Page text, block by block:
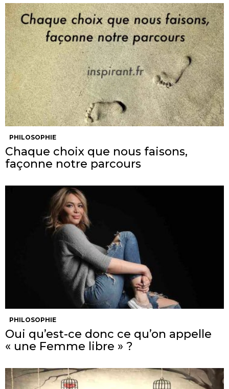
PHILOSOPHIE
Chaque choix que nous faisons,
façonne notre parcours
PHILOSOPHIE
Oui qu’est-ce donc ce qu’on appelle
« une Femme libre » ?